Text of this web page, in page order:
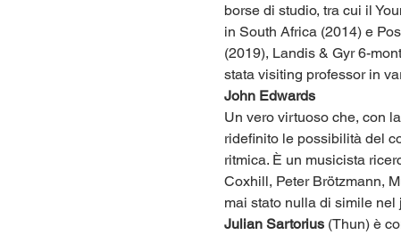
borse di studio, tra cui il
in South Africa (2014) e
(2019), Landis & Gyr 6-
stata visiting professor in
John Edwards
Un vero virtuoso che, con
ridefinito le possibilità del
ritmica. È un musicista
Coxhill, Peter Brötzmann,
mai stato nulla di simile
Julian Sartorius (Thun) è